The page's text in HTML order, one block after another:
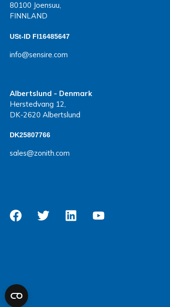
80100 Joensuu,
FINNLAND
USt-ID FI16485647
info@sensire.com
Albertslund - Denmark
Herstedvang 12,
DK-2620 Albertslund
DK25807766
sales@zonith.com